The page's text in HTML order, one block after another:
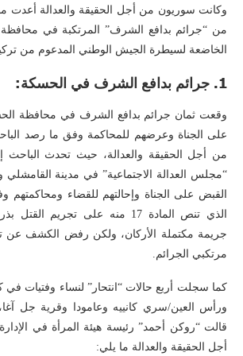
وكانت سوريون من أجل الحقيقة والعدالة أعدت
من “جرائم بدافع الشرف” المرتكبة في
الخاضعة لسيطرة الجيش الوطني المدعوم من
1. جرائم بدافع الشرف في الحسكة:
وقعت ثمان جرائم بدافع الشرف في محافظة
على الجناة وعرضهم للمحاكمة وفق ما رصد
من أجل الحقيقة والعدالة، حيث تحدث الباحث
“مجلس العدالة الاجتماعية” في مدينة القامشلي
القبض على الجناة وإحالتهم للقضاء ومحاكمتهم
الذي تنص المادة 17 منه على تجريم
جريمة مكتملة الأركان، ولكن رفض الكشف عن
مرتكبي الجرائم.
كما سجلت أربع حالات “انتحار” لنساء وفتيات
ورأس العين/سري كانييه وعامودا وقرية جل
قالت “روكن أحمد” رئيسة هيئة المرأة في
أجل الحقيقة والعدالة ما يلي: